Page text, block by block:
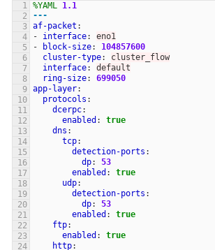
%YAML 1.1
---
af-packet :
-
interface:
eno1
-
block-size:
104857600
cluster-type:
cluster_flow
interface:
default
ring-size:
699050
app-layer:
protocols :
dcerpc:
enabled :
true
dns :
tcp:
detection-ports :
dp:
53
enabled :
true
udp:
detection-ports :
dp:
53
enabled :
true
ftp:
enabled :
true
http: